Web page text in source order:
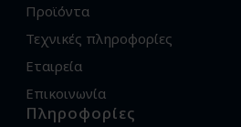
Προϊόντα
Τεχνικές πληροφορίες
Εταιρεία
Επικοινωνία
Πληροφορίες